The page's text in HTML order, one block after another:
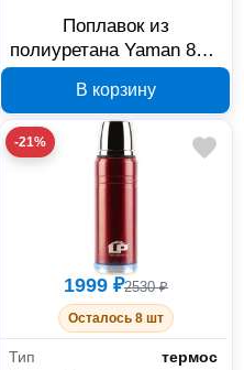
Поплавок из
полиуретана Yaman 805-
В корзину
-21%
1999 ₽2530 ₽
Осталось 8 шт
Тип
термос